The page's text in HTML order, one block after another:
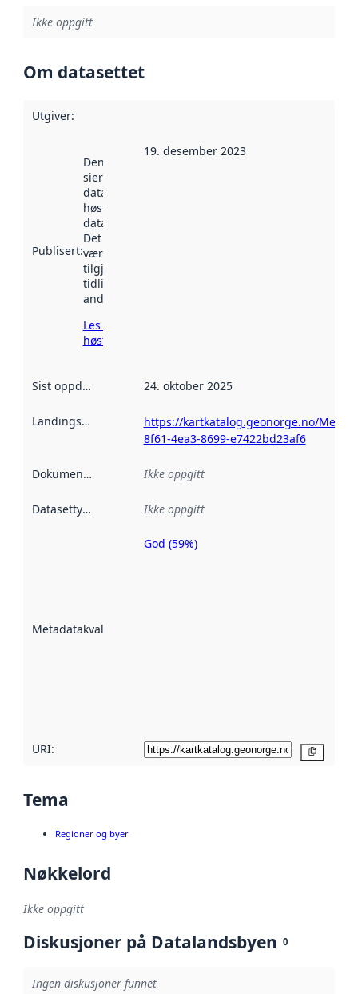
Ikke oppgitt
Om datasettet
Utgiver:
Publisert:
Denne datoen
sier når
datasettet ble
høstet av
data.norge.no.
Det kan ha
vært
tilgjengelig
tidligere
andre steder.
Les mer om
høsting her
19. desember 2023
Sist oppdatert 24. oktober 2025
Landingsside
https://kartkatalog.geonorge.no/
8f61-4ea3-8699-e7422bd23af6
Dokumentasjon Ikke oppgitt
Datasettype Ikke oppgitt
Metadatakvalitet
Metadatakvalitet
God (59%)
URI:
Tema
Regioner og byer
Nøkkelord
Ikke oppgitt
Diskusjoner på Datalandsbyen 0
Ingen diskusjoner funnet